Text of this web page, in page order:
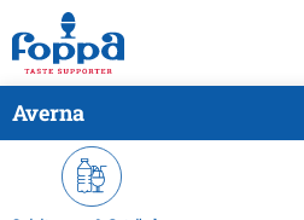
springen
Averna